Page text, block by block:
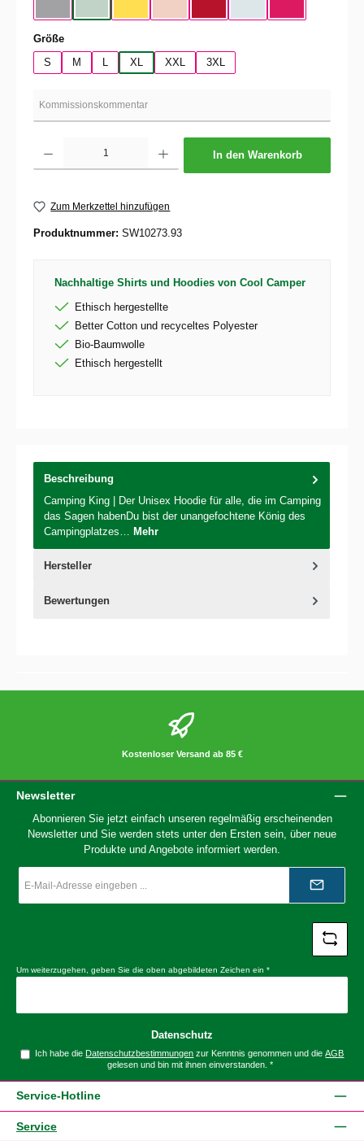
Größeauswählen
S
M XL XXL 3XL
In den Warenkorb
Zum Merkzettel hinzufügen
Produktnummer: SW10273.93
Nachhaltige Shirts und Hoodies von Cool Camper
Ethisch hergestellte
Better Cotton und recyceltes Polyester
Bio-Baumwolle
Ethisch hergestellt
Beschreibung
Camping King | Der Unisex Hoodie für alle, die im Camping
das Sagen habenDu bist der unangefochtene König des
Campingplatzes… Mehr
Hersteller
Bewertungen
Kostenloser Versand ab 85 €
Newsletter
Abonnieren Sie jetzt einfach unseren regelmäßig erscheinenden
Newsletter und Sie werden stets unter den Ersten sein, über neue
Produkte und Angebote informiert werden.
Mail-
*
Um weiterzugehen, geben Sie die oben abgebildeten Zeichen ein *
Datenschutz
Ich habe dieDatenschutzbestimmungen zur Kenntnis genommen und dieAGB
gelesen und bin mit ihnen einverstanden. *
Service-Hotline
Service